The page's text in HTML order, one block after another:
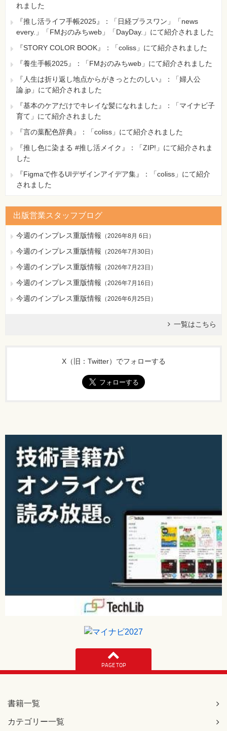
れました
『推し活ライフ手帳2025』：「日経プラスワン」「news
every.」「FMおのみちweb」「DayDay.」にて紹介されました
『STORY COLOR BOOK』：「coliss」にて紹介されました
『養生手帳2025』：「FMおのみちweb」にて紹介されました
『人生は折り返し地点からがきっとたのしい』：「婦人公
論.jp」にて紹介されました
『基本のケアだけでキレイな髪になれました』：「マイナビ子
育て」にて紹介されました
『言の葉配色辞典』：「coliss」にて紹介されました
『推し色に染まる #推し活メイク』：「ZIP!」にて紹介されま
した
『Figmaで作るUIデザインアイデア集』：「coliss」にて紹介
されました
出版営業スタッフブログ
今週のインプレス重版情報 （2026年8月 6日 ）
今週のインプレス重版情報 （2026年7月30日 ）
今週のインプレス重版情報 （2026年7月23日 ）
今週のインプレス重版情報 （2026年7月16日 ）
今週のインプレス重版情報 （2026年6月25日 ）
一覧はこちら
X（旧：Twitter）でフォローする
PAGE TOP
書籍一覧
カテゴリー一覧